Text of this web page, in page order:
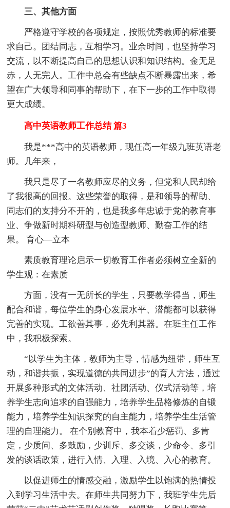
三、其他方面
严格遵守学校的各项规定，按照优秀教师的标准要
求自己。团结同志，互相学习。业余时间，也坚持学习
交流，以不断提高自己的思想认识和知识结构。金无足
赤，人无完人。工作中总会有些缺点不断暴露出来，希
望在广大领导和同事的帮助下，在下一步的工作中取得
更大成绩。
高中英语教师工作总结 篇3
我是***高中的英语教师，现任高一年级九班英语老
师。几年来，
我只是尽了一名教师应尽的义务，但党和人民却给
了我很高的回报。这些荣誉的取得，是和领导的帮助、
同志们的支持分不开的，也是我多年忠诚于党的教育事
业、争做新时期科研型与创造型教师、勤奋工作的结
果。 育心—立本
素质教育理论启示一切教育工作者必须树立全新的
学生观：在素质
方面，没有一无所长的学生，只要教学得当，师生
配合和谐，每位学生的身心发展水平、潜能都可以获得
完善的实现。工欲善其事，必先利其器。在班主任工作
中，我积极探索。
“以学生为主体，教师为主导，情感为纽带，师生互
动，和谐共振，实现道德的共同进步”的育人方法，通过
开展多种形式的文体活动、社团活动、仪式活动等，培
养学生志向追求的自强能力，培养学生品格修炼的自锻
能力，培养学生知识探究的自主能力，培养学生生活管
理的自理能力。 在个别教育中，我本着少惩罚、多肯
定，少质问、多鼓励，少训斥、多交谈，少命令、多引
发的谈话政策，进行入情、入理、入境、入心的教育。
以促进师生的情感交融，激励学生以饱满的热情投
入到学习生活中去。在师生共同努力下，我班学生先后